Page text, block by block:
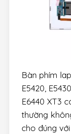
Bàn phím
E5420,
E6440 XT3
thường
cho đúng